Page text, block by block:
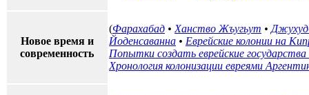
Новое время и
современность
(Фарахабад • Ханство Жъугьут •
Йоденсаванна • Еврейские колонии на
Попытки создать еврейские
Хронология колонизации евреями